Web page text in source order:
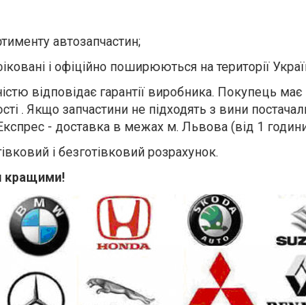
автозапчастин;
і офіційно поширюються на території
відповідає гарантії виробника. Покупець
. Якщо запчастини не підходять з вини
- доставка в межах м. Львова (від 1
і безготівковий розрахунок.
кращими!